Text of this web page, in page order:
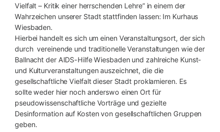
Vielfalt – Kritik einer herrschenden Lehre” in einem der
Wahrzeichen unserer Stadt stattfinden lassen: Im Kurhaus
Wiesbaden.
Hierbei handelt es sich um einen Veranstaltungsort, der sich
durch vereinende und traditionelle Veranstaltungen wie der
Ballnacht der AIDS-Hilfe Wiesbaden und zahlreiche Kunst-
und Kulturveranstaltungen auszeichnet, die die
gesellschaftliche Vielfalt dieser Stadt proklamieren. Es
sollte weder hier noch anderswo einen Ort für
pseudowissenschaftliche Vorträge und gezielte
Desinformation auf Kosten von gesellschaftlichen Gruppen
geben.